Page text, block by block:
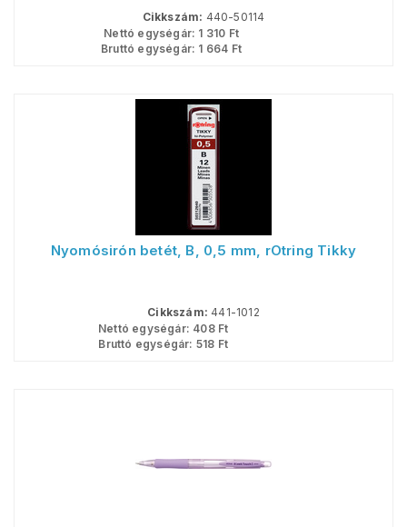
Cikkszám: 440-50114
Nettó egységár: 1 310 Ft
Bruttó egységár: 1 664 Ft
Nyomósirón betét, B, 0,5 mm, rOtring Tikky
Cikkszám: 441-1012
Nettó egységár: 408Ft
Bruttó egységár: 518 Ft